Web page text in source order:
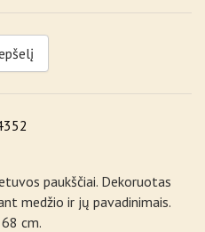
paukščiai. Dekoruotas
medžio ir jų pavadinimais.
cm.